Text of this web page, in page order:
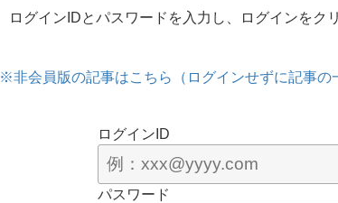
ログインIDとパスワードを入力し、ログインをク
※非会員版の記事はこちら（ログインせずに記事の
ログインID
パスワード